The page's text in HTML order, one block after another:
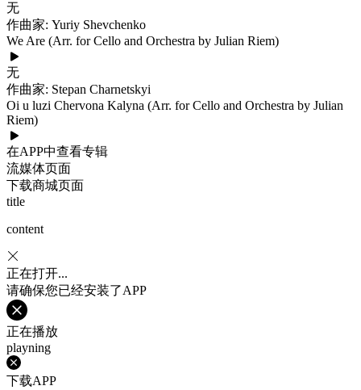
无
作曲家: Yuriy Shevchenko
We Are (Arr. for Cello and Orchestra by Julian Riem)
无
作曲家: Stepan Charnetskyi
Oi u luzi Chervona Kalyna (Arr. for Cello and Orchestra by Julian
Riem)
在APP中查看专辑
流媒体页面
下载商城页面
title
content
正在打开...
请确保您已经安装了APP
正在播放
playning
下载APP